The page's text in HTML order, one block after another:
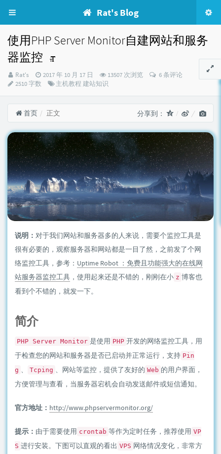
Rat's Blog
使用PHP Server Monitor自建网站和服务
器监控
博
主：
Rat's
发
布
2017 年 10 月 17 日 13507 次浏览
6 条评论
2510 字数
分
主机教程 建站知识
首页 正文 分享到：
说明： 对于我们网站和服务器多的人来说，需要个监控工具是
很有必要的，观察服务器和网站都是一目了然，之前发了个网
络监控工具，参考： Uptime Robot ：免费且功能强大的在线网
站服务器监控工具 ，使用起来还是不错的，刚刚在小 z 博客也
看到个不错的，就发一下。
简介
PHP Server Monitor 是使用 PHP 开发的网络监控工具，用
于检查您的网站和服务器是否已启动并正常运行，支持 Pin
g 、 Tcping 、网站等监控，提供了友好的 Web 的用户界面，
方便管理与查看，当服务器宕机会自动发送邮件或短信通知。
官方地址： http://www.phpservermonitor.org/
提示： 由于需要使用 crontab 等作为定时任务，推荐使用 VP
S 进行安装。下图可以直观的看出 VPS 网络情况变化，非常方